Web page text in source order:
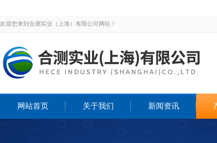
欢迎您来到合测实业（上海）有限公司网站！
网站首页 关于我们 新闻资讯